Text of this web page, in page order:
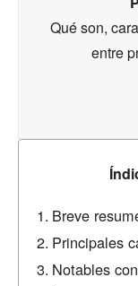
Qué son,
entre
Breve
Principales
Notables